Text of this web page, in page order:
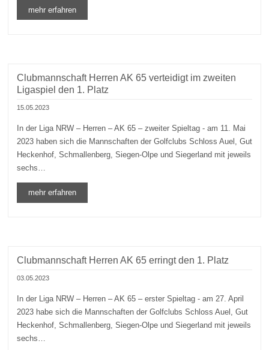
mehr erfahren
Clubmannschaft Herren AK 65 verteidigt im zweiten
Ligaspiel den 1. Platz
15.05.2023
In der Liga NRW – Herren – AK 65 – zweiter Spieltag - am 11. Mai
2023 haben sich die Mannschaften der Golfclubs Schloss Auel, Gut
Heckenhof, Schmallenberg, Siegen-Olpe und Siegerland mit jeweils
sechs…
mehr erfahren
Clubmannschaft Herren AK 65 erringt den 1. Platz
03.05.2023
In der Liga NRW – Herren – AK 65 – erster Spieltag - am 27. April
2023 habe sich die Mannschaften der Golfclubs Schloss Auel, Gut
Heckenhof, Schmallenberg, Siegen-Olpe und Siegerland mit jeweils
sechs…